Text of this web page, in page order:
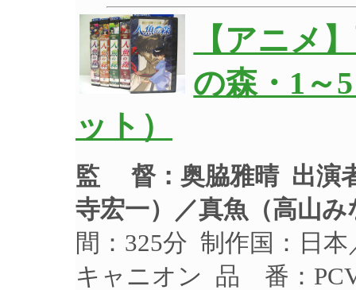
【アニメ
の森・1～
ット）
監 督：奥脇雅晴 出演
寺宏一）／真魚（高山み
間：325分 制作国：日
キャニオン 品 番：